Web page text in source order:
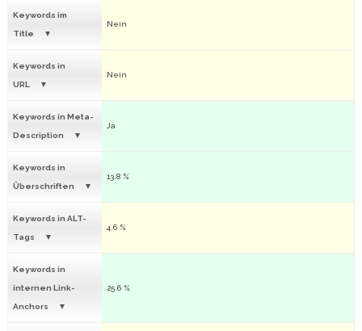
Keywords im
Title
Nein
Keywords in
URL
Nein
Keywords in Meta-
Description
Ja
Keywords in
Überschriften
13.8 %
Keywords in ALT-
Tags
4.6 %
Keywords in
internen Link-
Anchors
25.6 %